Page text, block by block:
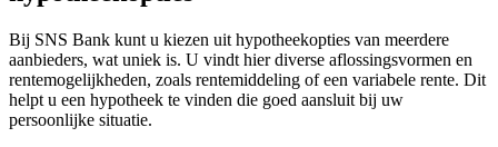
Bij SNS Bank kunt u kiezen uit hypotheekopties van meerdere
aanbieders, wat uniek is. U vindt hier diverse aflossingsvormen en
rentemogelijkheden, zoals rentemiddeling of een variabele rente. Dit
helpt u een hypotheek te vinden die goed aansluit bij uw
persoonlijke situatie.